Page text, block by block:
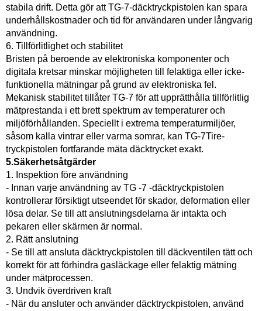
stabila drift. Detta gör att TG-7-däcktryckpistolen kan spara
underhållskostnader och tid för användaren under långvarig
användning.
6. Tillförlitlighet och stabilitet
Bristen på beroende av elektroniska komponenter och
digitala kretsar minskar möjligheten till felaktiga eller icke-
funktionella mätningar på grund av elektroniska fel.
Mekanisk stabilitet tillåter TG-7 för att upprätthålla tillförlitlig
mätprestanda i ett brett spektrum av temperaturer och
miljöförhållanden. Speciellt i extrema temperaturmiljöer,
såsom kalla vintrar eller varma somrar, kan TG-7Tire-
tryckpistolen fortfarande mäta däcktrycket exakt.
5.Säkerhetsåtgärder
1. Inspektion före användning
- Innan varje användning av TG -7 -däcktryckpistolen
kontrollerar försiktigt utseendet för skador, deformation eller
lösa delar. Se till att anslutningsdelarna är intakta och
pekaren eller skärmen är normal.
2. Rätt anslutning
- Se till att ansluta däcktryckpistolen till däckventilen tätt och
korrekt för att förhindra gasläckage eller felaktig mätning
under mätprocessen.
3. Undvik överdriven kraft
- När du ansluter och använder däcktryckpistolen, använd